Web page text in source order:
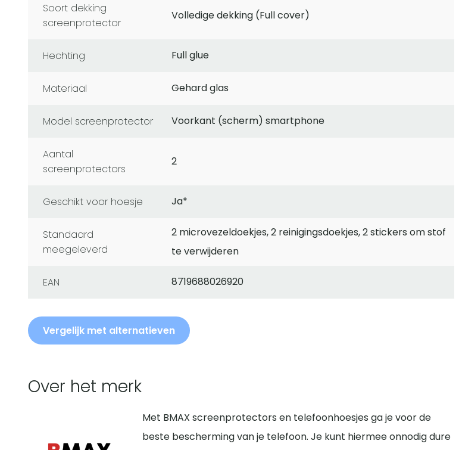
soort dekking
screenprotector
Volledige dekking (Full cover)
Hechting Full glue
Materiaal Gehard glas
Model screenprotector Voorkant (scherm) smartphone
Aantal
screenprotectors
2
Geschikt voor hoesje Ja*
Standaard
meegeleverd
2 microvezeldoekjes, 2 reinigingsdoekjes, 2 stickers om stof
te verwijderen
EAN 8719688026920
Vergelijk met alternatieven
Over het merk
Met BMAX screenprotectors en telefoonhoesjes ga je voor de
beste bescherming van je telefoon. Je kunt hiermee onnodig dure